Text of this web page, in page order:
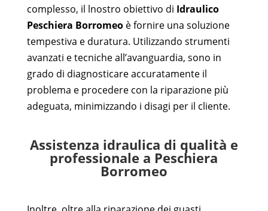
complesso, il lnostro obiettivo di Idraulico
Peschiera Borromeoè fornire una soluzione
tempestiva e duratura. Utilizzando strumenti
avanzati e tecniche all’avanguardia, sono in
grado di diagnosticare accuratamente il
problema e procedere con la riparazione più
adeguata, minimizzando i disagi per il cliente.
Assistenza idraulica di qualità e
professionale a Peschiera
Borromeo